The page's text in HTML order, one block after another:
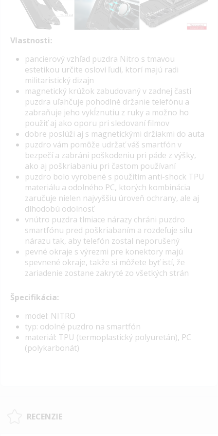
Vlastnosti:
pancierový vzhľad puzdra Nitro s tmavou
estetikou určite osloví ľudí, ktorí majú radi
militaristický dizajn
magnetický krúžok zabudovaný v zadnej časti
puzdra uľahčuje pohodlné držanie telefónu a
zabraňuje jeho vykĺznutiu z ruky a možno ho
použiť aj ako oporu pri sledovaní filmov
dobre poslúži aj s magnetickými držiakmi do auta
puzdro vám pomôže udržať váš smartfón v
bezpečí a zabráni poškodeniu pri páde z výšky,
ako aj poškriabaniu pri častom používaní
puzdro bolo vyrobené s použitím anti-shock TPU
materiálu a odolného PC, ktorých kombinácia
zaručuje nielen najvyššiu úroveň ochrany, ale aj
dlhodobú odolnosť
vnútro puzdra tlmiace nárazy chráni puzdro
smartfónu pred poškriabaním a rozdeľuje silu
nárazu tak, aby telefón zostal neporušený
pevné okraje s výrezmi pre konektory majú
spevnené okraje, takže si môžete byť istí, že
zariadenie zostane zakryté zo všetkých strán
Špecifikácia:
model: NITRO
typ: odolné puzdro na smartfón
materiál: TPU (termoplastický polyuretán), PC
(polykarbonát)
RECENZIE